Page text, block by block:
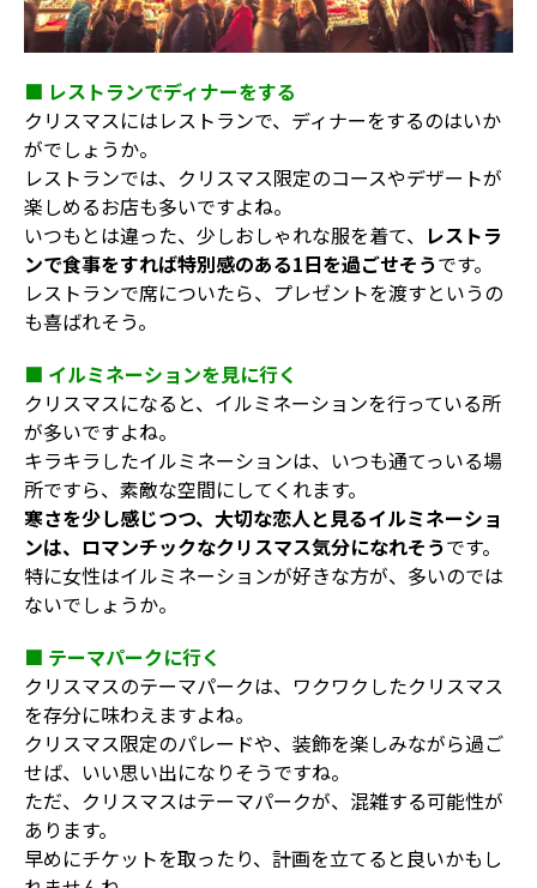
■ レストランでディナーをする
クリスマスにはレストランで、ディナーをするのはいか
がでしょうか。
レストランでは、クリスマス限定のコースやデザートが
楽しめるお店も多いですよね。
いつもとは違った、少しおしゃれな服を着て、 レストラ
ンで食事をすれば特別感のある1日を過ごせそうです。
レストランで席についたら、プレゼントを渡すというの
も喜ばれそう。
■ イルミネーションを見に行く
クリスマスになると、イルミネーションを行っている所
が多いですよね。
キラキラしたイルミネーションは、いつも通てっいる場
所ですら、素敵な空間にしてくれます。
寒さを少し感じつつ、大切な恋人と見るイルミネーショ
ンは、ロマンチックなクリスマス気分になれそうです。
特に女性はイルミネーションが好きな方が、多いのでは
ないでしょうか。
■ テーマパークに行く
クリスマスのテーマパークは、ワクワクしたクリスマス
を存分に味わえますよね。
クリスマス限定のパレードや、装飾を楽しみながら過ご
せば、いい思い出になりそうですね。
ただ、クリスマスはテーマパークが、混雑する可能性が
あります。
早めにチケットを取ったり、計画を立てると良いかもし